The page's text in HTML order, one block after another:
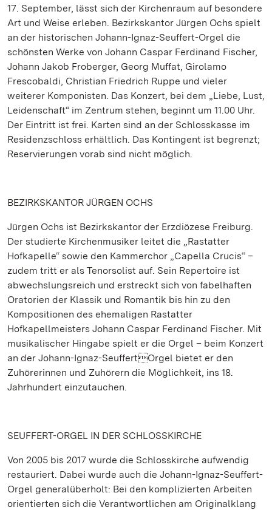
17. September, lässt sich der Kirchenraum auf besondere
Art und Weise erleben. Bezirkskantor Jürgen Ochs spielt
an der historischen Johann-Ignaz-Seuffert-Orgel die
schönsten Werke von Johann Caspar Ferdinand Fischer,
Johann Jakob Froberger, Georg Muffat, Girolamo
Frescobaldi, Christian Friedrich Ruppe und vieler
weiterer Komponisten. Das Konzert, bei dem „Liebe, Lust,
Leidenschaft“ im Zentrum stehen, beginnt um 11.00 Uhr.
Der Eintritt ist frei. Karten sind an der Schlosskasse im
Residenzschloss erhältlich. Das Kontingent ist begrenzt;
Reservierungen vorab sind nicht möglich.
BEZIRKSKANTOR JÜRGEN OCHS
Jürgen Ochs ist Bezirkskantor der Erzdiözese Freiburg.
Der studierte Kirchenmusiker leitet die „Rastatter
Hofkapelle“ sowie den Kammerchor „Capella Crucis“ –
zudem tritt er als Tenorsolist auf. Sein Repertoire ist
abwechslungsreich und erstreckt sich von fabelhaften
Oratorien der Klassik und Romantik bis hin zu den
Kompositionen des ehemaligen Rastatter
Hofkapellmeisters Johann Caspar Ferdinand Fischer. Mit
musikalischer Hingabe spielt er die Orgel – beim Konzert
an der Johann-Ignaz-SeuffertOrgel bietet er den
Zuhörerinnen und Zuhörern die Möglichkeit, ins 18.
Jahrhundert einzutauchen.
SEUFFERT-ORGEL IN DER SCHLOSSKIRCHE
Von 2005 bis 2017 wurde die Schlosskirche aufwendig
restauriert. Dabei wurde auch die Johann-Ignaz-Seuffert-
Orgel generalüberholt: Bei den komplizierten Arbeiten
orientierten sich die Verantwortlichen am Originalklang